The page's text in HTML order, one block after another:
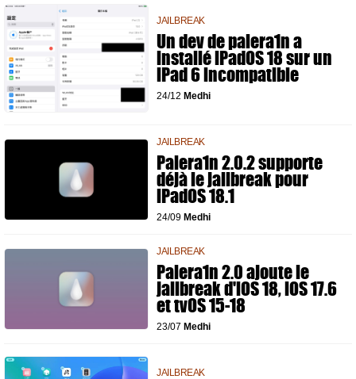
JAILBREAK
Un dev de palera1n a
installé iPadOS 18 sur un
iPad 6 incompatible
24/12 Medhi
JAILBREAK
Palera1n 2.0.2 supporte
déjà le jailbreak pour
iPadOS 18.1
24/09 Medhi
JAILBREAK
Palera1n 2.0 ajoute le
jailbreak d'iOS 18, iOS 17.6
et tvOS 15-18
23/07 Medhi
JAILBREAK